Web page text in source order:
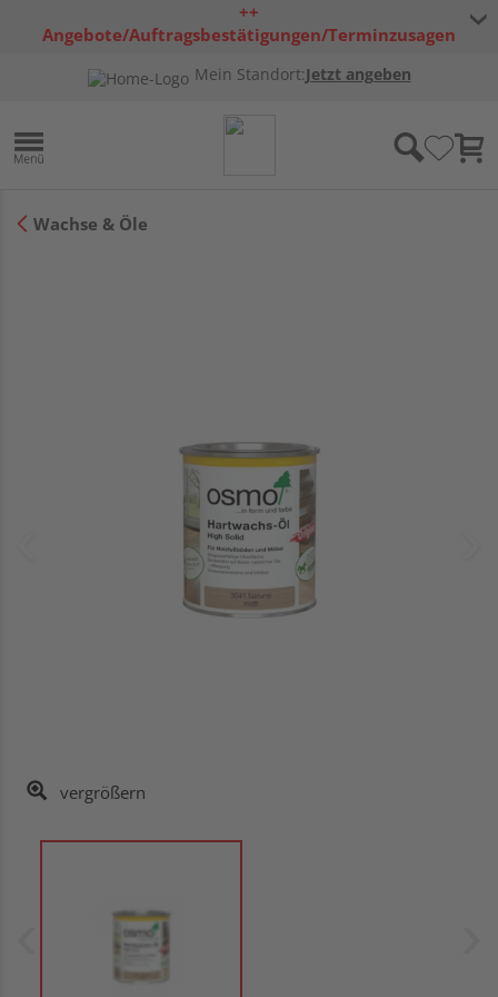
++
Angebote/Auftragsbestätigungen/Terminzusagen
Mein Standort:Jetzt angeben
Wachse & Öle
vergrößern